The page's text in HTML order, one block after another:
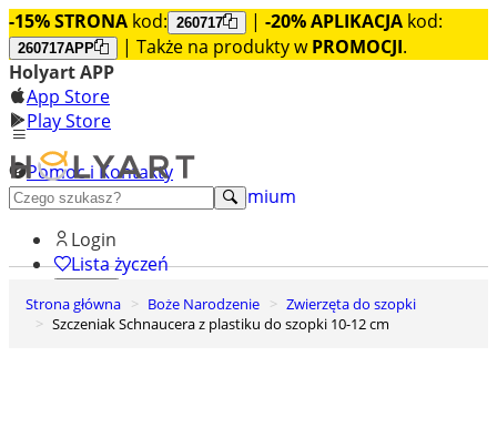
-15% STRONA kod: 260717 | -20% APLIKACJA kod:
260717APP | Także na produkty wPROMOCJI.
Holyart APP
App Store
Play Store
Pomoc i Kontakty
+48 222 922 860
Odkryj premium
Login
Lista życzeń
0
Koszyk
Strona główna Boże Narodzenie
Zwierzęta do szopki
Szczeniak Schnaucera z plastiku do szopki 10-12 cm